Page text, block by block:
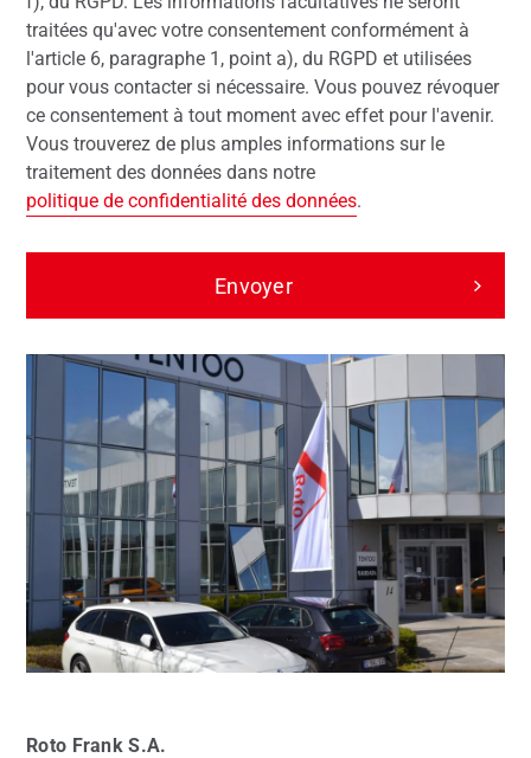
Roto Frank S.A.
traitées qu'avec votre consentement conformément à
l'article 6, paragraphe 1, point a), du RGPD et utilisées
pour vous contacter si nécessaire. Vous pouvez révoquer
ce consentement à tout moment avec effet pour l'avenir.
Vous trouverez de plus amples informations sur le
traitement des données dans notre
politique de confidentialité des données.
Envoyer